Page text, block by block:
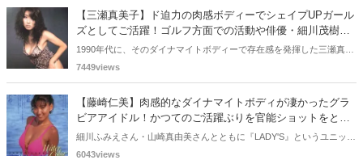
ま、彼女に当てはまります。今回の記事では、そんな三浦綺音さんの
軌跡をエロ目線を踏まえて振り返っていきたいと思います。
【三瀬真美子】ド迫力の肉感ボディーでシェイプUPガール
ズとしてご活躍！ゴルフ方面での活動や俳優・細川茂樹と
の結婚も！
1990年代に、そのダイナマイトボディーで存在感を発揮した三瀬真美
子さん。そのたわわに実った巨乳はHカップといわれ、当時、多くの
も懐かしいですね。ゴルファーとしての活動や俳優・細川茂樹さんと
の結婚なども振り返っていきたいと思います。
7449views
【藤崎仁美】肉感的なダイナマイトボディが凄かったグラ
ビアアイドル！かつてのご活躍ぶりを官能ショットをとも
に振り返る！
細川ふみえさん・山崎真由美さんとともに『LADY'S』というユニット
を組んで活躍していた藤崎仁美さん。そのたわわに実った巨乳は多く
6043views